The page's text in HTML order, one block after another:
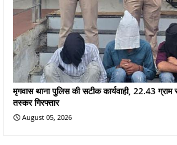
मृगवास थाना पुलिस की सटीक कार्यवाही, 22.43 ग्राम
तस्कर गिरफ्तार
August 05, 2026